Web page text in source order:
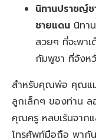
นิทานปราชญ์ช
ชายแดน นิทา
สวยๆ ที่จะพา
กัมพูชา ที่จังห
สำหรับคุณพ่อ คุณแ
ลูกเล็กๆ ของท่าน ล
คุณครู หลบเร้นจาก
โทรศัพท์มือถือ พากั